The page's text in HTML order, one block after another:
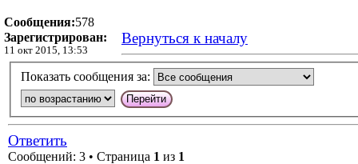
Сообщения:578
Зарегистрирован:
11 окт 2015, 13:53
Вернуться к началу
Показать сообщения за:
Ответить
Сообщений: 3 • Страница 1 из 1